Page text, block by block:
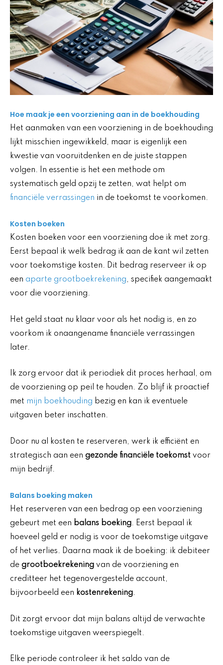
Hoe maak je een voorziening aan in de boekhouding
Het aanmaken van een voorziening in de boekhouding
lijkt misschien ingewikkeld, maar is eigenlijk een
kwestie van vooruitdenken en de juiste stappen
volgen. In essentie is het een methode om
systematisch geld opzij te zetten, wat helpt om
financiële verrassingen in de toekomst te voorkomen.
Kosten boeken
Kosten boeken voor een voorziening doe ik met zorg.
Eerst bepaal ik welk bedrag ik aan de kant wil zetten
voor toekomstige kosten. Dit bedrag reserveer ik op
een aparte grootboekrekening, specifiek aangemaakt
voor die voorziening.
Het geld staat nu klaar voor als het nodig is, en zo
voorkom ik onaangename financiële verrassingen
later.
Ik zorg ervoor dat ik periodiek dit proces herhaal, om
de voorziening op peil te houden. Zo blijf ik proactief
met mijn boekhouding bezig en kan ik eventuele
uitgaven beter inschatten.
Door nu al kosten te reserveren, werk ik efficiënt en
strategisch aan een gezonde financiële toekomst voor
mijn bedrijf.
Balans boeking maken
Het reserveren van een bedrag op een voorziening
gebeurt met een balans boeking. Eerst bepaal ik
hoeveel geld er nodig is voor de toekomstige uitgave
of het verlies. Daarna maak ik de boeking: ik debiteer
de grootboekrekening van de voorziening en
creditteer het tegenovergestelde account,
bijvoorbeeld een kostenrekening.
Dit zorgt ervoor dat mijn balans altijd de verwachte
toekomstige uitgaven weerspiegelt.
Elke periode controleer ik het saldo van de